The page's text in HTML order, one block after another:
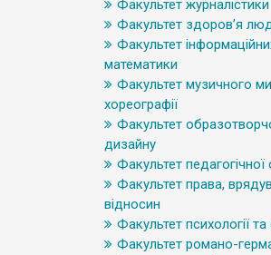
Факультет журналістики
Факультет здоров’я
Факультет
математики
Факультет музичного
хореографії
Факультет
дизайну
Факультет педагогічної
Факультет права,
відносин
Факультет психології та
Факультет романо-